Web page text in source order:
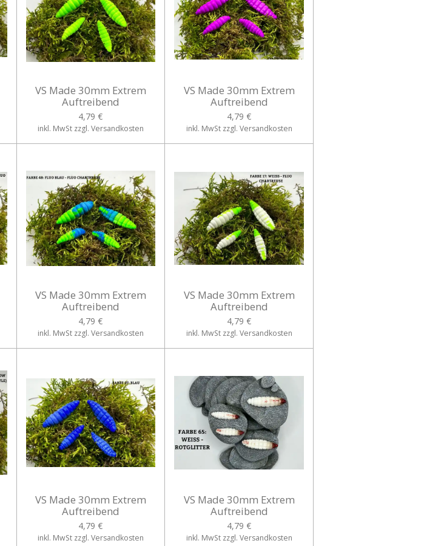
VS Made 30mm Extrem
Auftreibend
4,79 €
inkl. MwSt zzgl. Versandkosten
VS Made 30mm Extrem
Auftreibend
4,79 €
inkl. MwSt zzgl. Versandkosten
VS Made 30mm Extrem
Auftreibend
4,79 €
inkl. MwSt zzgl. Versandkosten
VS Made 30mm Extrem
Auftreibend
4,79 €
inkl. MwSt zzgl. Versandkosten
VS Made 30mm Extrem
Auftreibend
4,79 €
inkl. MwSt zzgl. Versandkosten
VS Made 30mm Extrem
Auftreibend
4,79 €
inkl. MwSt zzgl. Versandkosten